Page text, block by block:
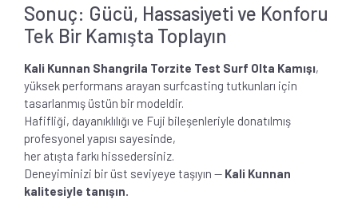
Sonuç: Gücü, Hassasiyeti ve Konforu
Tek Bir Kamışta Toplayın
Kali Kunnan Shangrila Torzite Test Surf Olta Kamışı,
yüksek performans arayan surfcasting tutkunları için
tasarlanmış üstün bir modeldir.
Hafifliği, dayanıklılığı ve Fuji bileşenleriyle donatılmış
profesyonel yapısı sayesinde,
her atışta farkı hissedersiniz.
Deneyiminizi bir üst seviyeye taşıyın — Kali Kunnan
kalitesiyle tanışın.